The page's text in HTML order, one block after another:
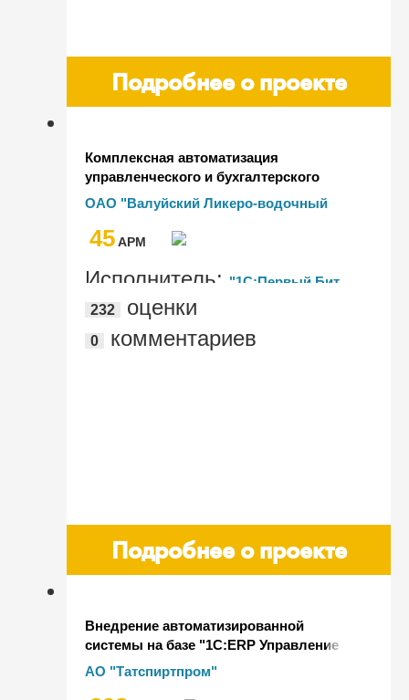
Подробнее о проекте
Комплексная автоматизация
управленческого и бухгалтерского
учета в ОАО "Валуйский ликеро-
водочный завод"
ОАО "Валуйский Ликеро-водочный
45AРМ
Исполнитель: "1С:Первый Бит,
Воронеж"
232 оценки
0 комментариев
Подробнее о проекте
Внедрение автоматизированной
системы на базе "1С:ERP Управление
предприятием 2" в АО "Татспиртпром"
АО "Татспиртпром"